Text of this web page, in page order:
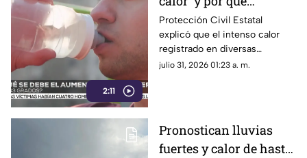
2:11
mantiene temperaturas
de hasta 43 grados en
Chihuahua?
Protección Civil Estatal
explicó que el intenso calor
registrado en diversas
regiones de Chihuahua se
julio 31, 2026 01:23 a. m.
Pronostican lluvias
fuertes y calor de hasta